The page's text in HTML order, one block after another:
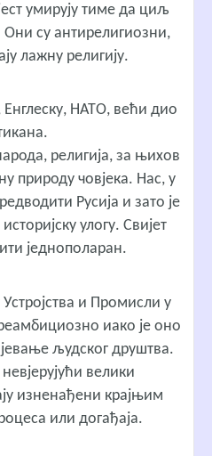
умирују тиме да циљ
су антирелигиозни,
лажну религију.
НАТО, већи дио
религија, за њихов
природу човјека. Нас, у
Русија и зато је
улогу. Свијет
једнополаран.
и Промисли у
иако је оно
људског друштва.
велики
изненађени крајњим
или догађаја.